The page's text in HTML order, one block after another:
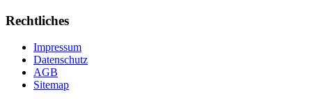
Rechtliches
Impressum
Datenschutz
AGB
Sitemap